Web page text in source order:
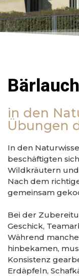
in den
Übungen
In den
beschäftigten
Wildkräutern
Nach dem
gemeinsam
Bei der
Geschick,
Während
hinbekamen,
Konsistenz
Erdäpfeln,